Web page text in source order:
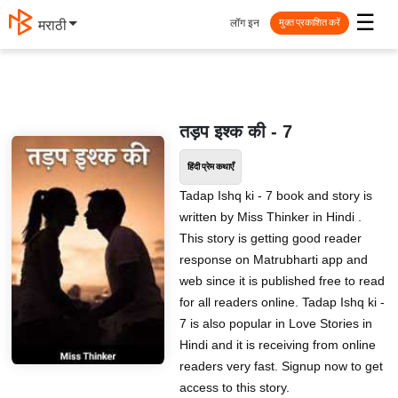
मराठी ☰
लॉग इन मुक्त प्रकाशित करें
तड़प इश्क की - 7
हिंदी प्रेम कथाएँ
Tadap Ishq ki - 7 book and story is
written by Miss Thinker in Hindi .
This story is getting good reader
response on Matrubharti app and
web since it is published free to read
for all readers online. Tadap Ishq ki -
7 is also popular in Love Stories in
Hindi and it is receiving from online
readers very fast. Signup now to get
access to this story.